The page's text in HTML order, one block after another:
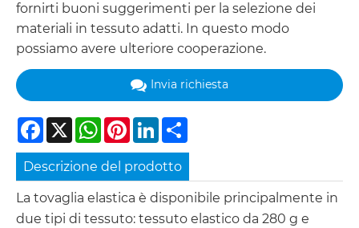
fornirti buoni suggerimenti per la selezione dei
materiali in tessuto adatti. In questo modo
possiamo avere ulteriore cooperazione.
Invia richiesta
Facebook
X WhatsApp
Pinterest
LinkedIn
Descrizione del prodotto
La tovaglia elastica è disponibile principalmente in
due tipi di tessuto: tessuto elastico da 280 g e